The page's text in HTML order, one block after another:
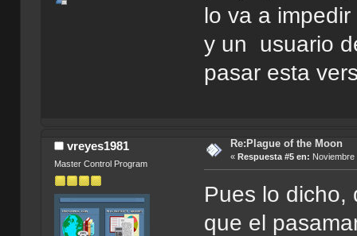
lo va a
y un usuario
pasar esta
vreyes1981
Master Control Program
Re:Plague of the Moon
« Respuesta #5 en: Noviembre
Pues lo dicho,
que el